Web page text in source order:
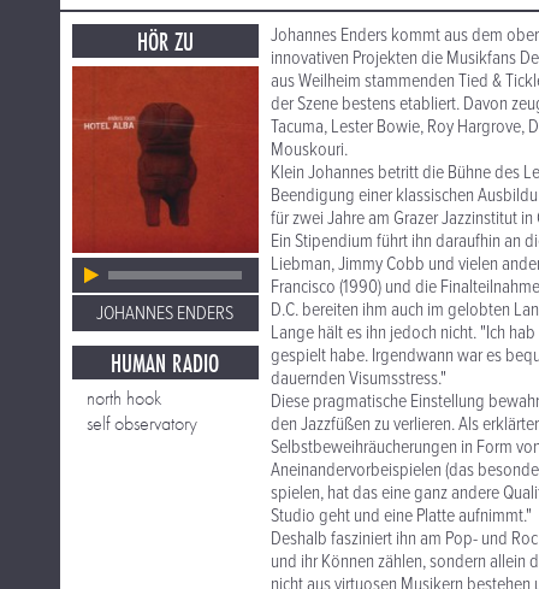
HÖR ZU
JOHANNES ENDERS
HUMAN RADIO
north hook
self observatory
Johannes Enders kommt aus dem
innovativen Projekten die Musikfans
aus Weilheim stammenden Tied &
der Szene bestens etabliert. Davon
Tacuma, Lester Bowie, Roy Hargrove,
Mouskouri.
Klein Johannes betritt die Bühne des
Beendigung einer klassischen
für zwei Jahre am Grazer Jazzinstitut
Ein Stipendium führt ihn daraufhin an
Liebman, Jimmy Cobb und vielen
Francisco (1990) und die
D.C. bereiten ihm auch im gelobten
Lange hält es ihn jedoch nicht. "Ich
gespielt habe. Irgendwann war es
dauernden Visumsstress."
Diese pragmatische Einstellung
den Jazzfüßen zu verlieren. Als
Selbstbeweihräucherungen in Form
Aneinandervorbeispielen (das
spielen, hat das eine ganz andere
Studio geht und eine Platte aufnimmt."
Deshalb fasziniert ihn am Pop- und
und ihr Können zählen, sondern